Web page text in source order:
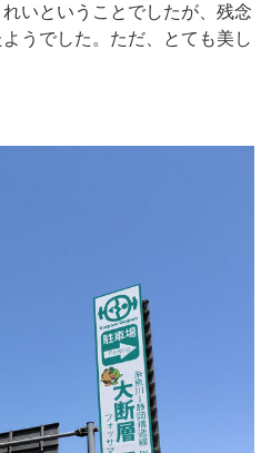
いということでしたが、残念
うでした。ただ、とても美し